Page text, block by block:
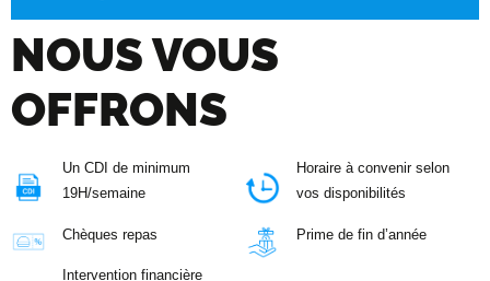
NOUS VOUS
OFFRONS
Un CDI de minimum
19H/semaine
Horaire à convenir selon
vos disponibilités
Chèques repas Prime de fin d’année
Intervention financière